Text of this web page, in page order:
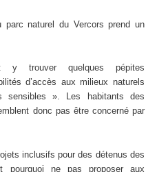
parc naturel du Vercors prend un
y trouver quelques pépites
d’accès aux milieux naturels
sensibles ». Les habitants des
donc pas être concerné par
inclusifs pour des détenus des
pourquoi ne pas proposer aux